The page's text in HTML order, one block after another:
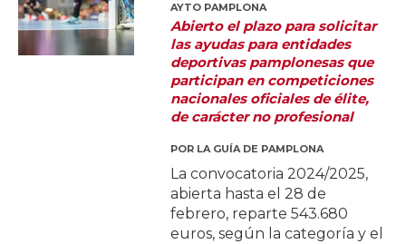
AYTO PAMPLONA
Abierto el plazo para solicitar
las ayudas para entidades
deportivas pamplonesas que
participan en competiciones
nacionales oficiales de élite,
de carácter no profesional
POR LA GUÍA DE PAMPLONA
La convocatoria 2024/2025,
abierta hasta el 28 de
febrero, reparte 543.680
euros, según la categoría y el